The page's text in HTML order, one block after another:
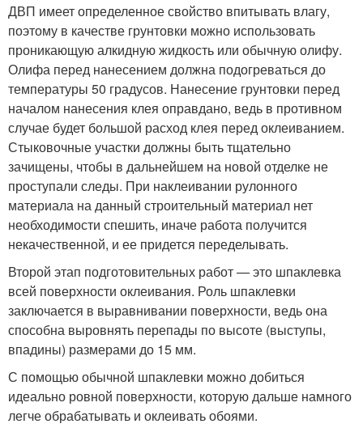
ДВП имеет определенное свойство впитывать влагу,
поэтому в качестве грунтовки можно использовать
проникающую алкидную жидкость или обычную олифу.
Олифа перед нанесением должна подогреваться до
температуры 50 градусов. Нанесение грунтовки перед
началом нанесения клея оправдано, ведь в противном
случае будет большой расход клея перед оклеиванием.
Стыковочные участки должны быть тщательно
зачищены, чтобы в дальнейшем на новой отделке не
проступали следы. При наклеивании рулонного
материала на данный строительный материал нет
необходимости спешить, иначе работа получится
некачественной, и ее придется переделывать.
Второй этап подготовительных работ — это шпаклевка
всей поверхности оклеивания. Роль шпаклевки
заключается в выравнивании поверхности, ведь она
способна выровнять перепады по высоте (выступы,
впадины) размерами до 15 мм.
С помощью обычной шпаклевки можно добиться
идеально ровной поверхности, которую дальше намного
легче обрабатывать и оклеивать обоями.